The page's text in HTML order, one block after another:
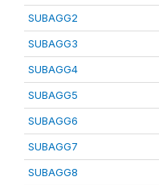
SUBAGG2
SUBAGG3
SUBAGG4
SUBAGG5
SUBAGG6
SUBAGG7
SUBAGG8